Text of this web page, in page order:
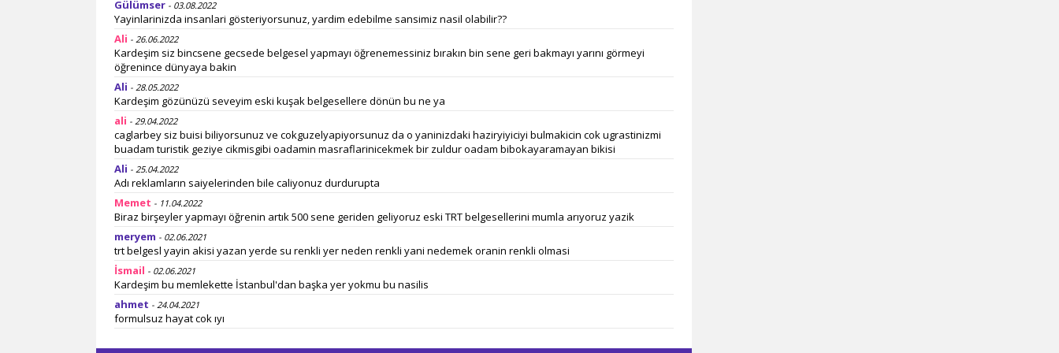
TRT Arapça
Havin Tv
TRT Kürdi
Sim Tv
Kocaeli Tv
Gülümser- 03.08.2022
Yayinlarinizda insanlari gösteriyorsunuz, yardim edebilme sansimiz nasil olabilir??
Ali - 26.06.2022
Kardeşim siz bincsene gecsede belgesel yapmayı öğrenemessiniz bırakın bin sene geri bakmayı yarını görmeyi
öğrenince dünyaya bakin
Ali - 28.05.2022
Kardeşim gözünüzü seveyim eski kuşak belgesellere dönün bu ne ya
ali - 29.04.2022
caglarbey siz buisi biliyorsunuz ve cokguzelyapiyorsunuz da o yaninizdaki haziryiyiciyi bulmakicin cok ugrastinizmi
buadam turistik geziye cikmisgibi oadamin masraflarinicekmek bir zuldur oadam bibokayaramayan bikisi
Ali - 25.04.2022
Adı reklamların saiyelerinden bile caliyonuz durdurupta
Memet - 11.04.2022
Biraz birşeyler yapmayı öğrenin artık 500 sene geriden geliyoruz eski TRT belgesellerini mumla arıyoruz yazik
meryem - 02.06.2021
trt belgesl yayin akisi yazan yerde su renkli yer neden renkli yani nedemek oranin renkli olmasi
İsmail - 02.06.2021
Kardeşim bu memlekette İstanbul'dan başka yer yokmu bu nasilis
ahmet - 24.04.2021
formulsuz hayat cok ıyı